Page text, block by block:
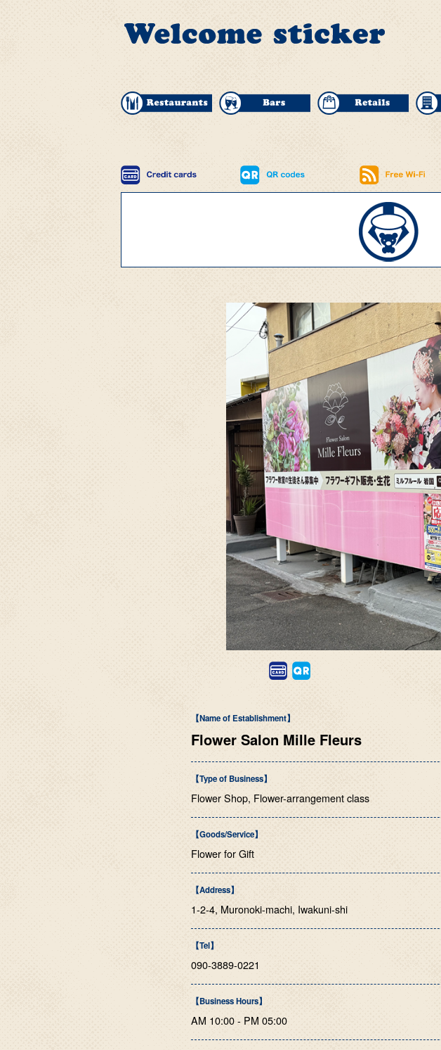
【Name of Establishment】
Flower Salon Mille Fleurs
【Type of Business】
Flower Shop, Flower-arrangement class
【Goods/Service】
Flower for Gift
【Address】
1-2-4, Muronoki-machi, Iwakuni-shi
【Tel】
090-3889-0221
【Business Hours】
AM 10:00 - PM 05:00